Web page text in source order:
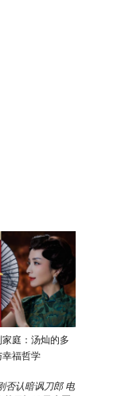
家庭：汤灿的多
幸福哲学